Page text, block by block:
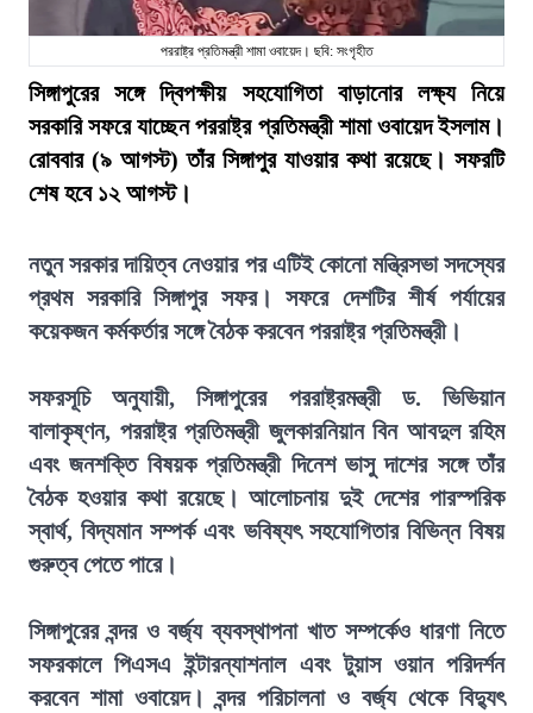
পররাষ্ট্র প্রতিমন্ত্রী শামা ওবায়েদ। ছবি: সংগৃহীত
সিঙ্গাপুরের সঙ্গে দ্বিপক্ষীয় সহযোগিতা বাড়ানোর লক্ষ্য নিয়ে
সরকারি সফরে যাচ্ছেন পররাষ্ট্র প্রতিমন্ত্রী শামা ওবায়েদ ইসলাম।
রোববার (৯ আগস্ট) তাঁর সিঙ্গাপুর যাওয়ার কথা রয়েছে। সফরটি
শেষ হবে ১২ আগস্ট।
নতুন সরকার দায়িত্ব নেওয়ার পর এটিই কোনো মন্ত্রিসভা সদস্যের
প্রথম সরকারি সিঙ্গাপুর সফর। সফরে দেশটির শীর্ষ পর্যায়ের
কয়েকজন কর্মকর্তার সঙ্গে বৈঠক করবেন পররাষ্ট্র প্রতিমন্ত্রী।
সফরসূচি অনুযায়ী, সিঙ্গাপুরের পররাষ্ট্রমন্ত্রী ড. ভিভিয়ান
বালাকৃষ্ণন, পররাষ্ট্র প্রতিমন্ত্রী জুলকারনিয়ান বিন আবদুল রহিম
এবং জনশক্তি বিষয়ক প্রতিমন্ত্রী দিনেশ ভাসু দাশের সঙ্গে তাঁর
বৈঠক হওয়ার কথা রয়েছে। আলোচনায় দুই দেশের পারস্পরিক
স্বার্থ, বিদ্যমান সম্পর্ক এবং ভবিষ্যৎ সহযোগিতার বিভিন্ন বিষয়
গুরুত্ব পেতে পারে।
সিঙ্গাপুরের বন্দর ও বর্জ্য ব্যবস্থাপনা খাত সম্পর্কেও ধারণা নিতে
সফরকালে পিএসএ ইন্টারন্যাশনাল এবং টুয়াস ওয়ান পরিদর্শন
করবেন শামা ওবায়েদ। বন্দর পরিচালনা ও বর্জ্য থেকে বিদ্যুৎ